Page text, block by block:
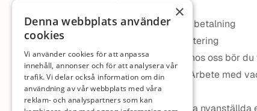
-Journalföring
-Hantering av betalning
-Enklare inventering
För att trivas hos oss bör
med datorer. Arbete med
krav.
Vi erbjuder alla nyanställda
×
Denna webbplats använder
cookies
Vi använder cookies för att anpassa
innehåll, annonser och för att analysera vår
trafik. Vi delar också information om din
användning av vår webbplats med våra
reklam- och analyspartners som kan